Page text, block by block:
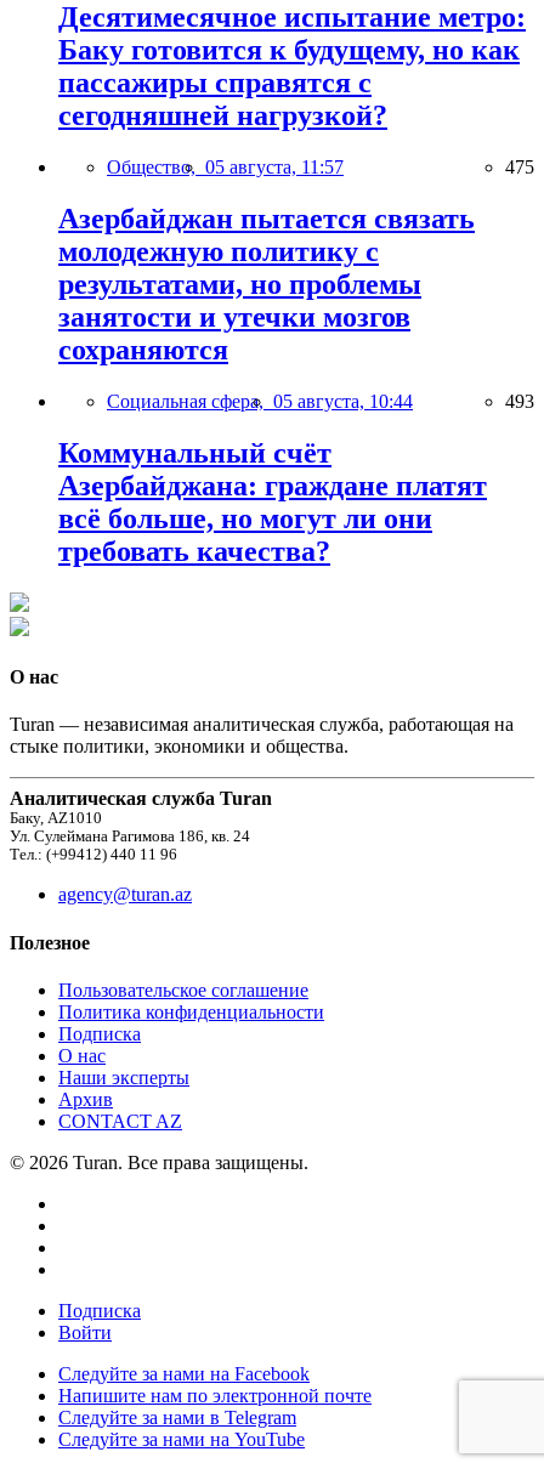
Десятимесячное испытание метро:
Баку готовится к будущему, но как
пассажиры справятся с
сегодняшней нагрузкой?
Общество, 05 августа, 11:57 475
Азербайджан пытается связать
молодежную политику с
результатами, но проблемы
занятости и утечки мозгов
сохраняются
Социальная сфера, 05 августа, 10:44 493
Коммунальный счёт
Азербайджана: граждане платят
всё больше, но могут ли они
требовать качества?
О нас
Turan — независимая аналитическая служба, работающая на
стыке политики, экономики и общества.
Аналитическая служба Turan
Баку, AZ1010
Ул. Сулеймана Рагимова 186, кв. 24
Тел.: (+99412) 440 11 96
agency@turan.az
Полезное
Пользовательское соглашение
Политика конфиденциальности
Подписка
О нас
Наши эксперты
Архив
CONTACT AZ
© 2026 Turan. Все права защищены.
Подписка
Войти
Следуйте за нами на Facebook
Напишите нам по электронной почте
Следуйте за нами в Telegram
Следуйте за нами на YouTube